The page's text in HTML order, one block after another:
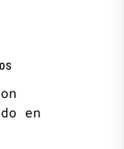
en